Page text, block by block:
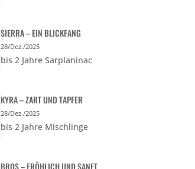
SIERRA – EIN BLICKFANG
28/Dez./2025
bis 2 Jahre Sarplaninac
KYRA – ZART UND TAPFER
28/Dez./2025
bis 2 Jahre Mischlinge
BROS – FRÖHLICH UND SANFT